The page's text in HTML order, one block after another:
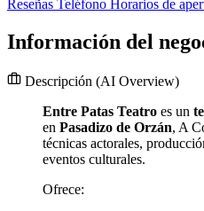
Reseñas Teléfono Horarios de
Información del
Descripción (AI Overview)
Entre Patas Teatro es un
en Pasadizo de Orzán, A
técnicas actorales,
eventos culturales.
Ofrece: